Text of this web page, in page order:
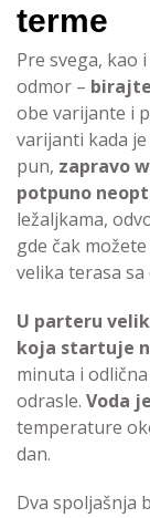
terme
Pre svega, kao
odmor –
obe varijante i
varijanti kada
pun, zapravo
potpuno
ležaljkama,
gde čak
velika terasa
U parteru
koja startuje
minuta i
odrasle. Voda
temperature
dan.
Dva spoljašnja